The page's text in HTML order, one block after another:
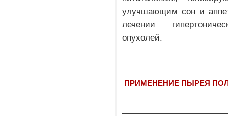
улучшающим сон и
лечении
опухолей.
ПРИМЕНЕНИЕ ПЫРЕЯ